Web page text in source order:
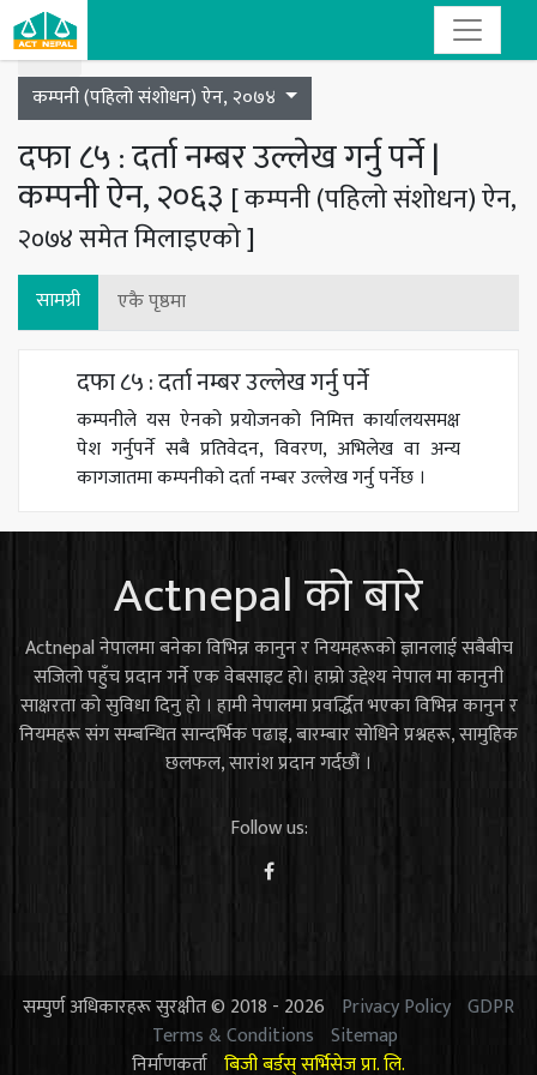
Toggle navigation
कम्पनी (पहिलो संशोधन) ऐन, २०७४
दफा ८५ : दर्ता नम्बर उल्लेख गर्नु पर्ने |
कम्पनी ऐन, २०६३ [ कम्पनी (पहिलो संशोधन) ऐन,
२०७४ समेत मिलाइएको ]
सामग्री एकै पृष्ठमा
दफा ८५ : दर्ता नम्बर उल्लेख गर्नु पर्ने
कम्पनीले यस ऐनको प्रयोजनको निमित्त कार्यालयसमक्ष
पेश गर्नुपर्ने सबै प्रतिवेदन, विवरण, अभिलेख वा अन्य
कागजातमा कम्पनीको दर्ता नम्बर उल्लेख गर्नु पर्नेछ ।
Actnepal को बारे
Actnepal नेपालमा बनेका विभिन्न कानुन र नियमहरूको ज्ञानलाई सबैबीच
सजिलो पहुँच प्रदान गर्ने एक वेबसाइट हो। हाम्रो उद्देश्य नेपाल मा कानुनी
साक्षरता को सुविधा दिनु हो । हामी नेपालमा प्रवर्द्धित भएका विभिन्न कानुन र
नियमहरू संग सम्बन्धित सान्दर्भिक पढाइ, बारम्बार सोधिने प्रश्नहरू, सामुहिक
छलफल, सारांश प्रदान गर्दछौं ।
Follow us:
सम्पुर्ण अधिकारहरू सुरक्षीत © 2018 - 2026 Privacy Policy GDPR
Terms & Conditions Sitemap
निर्माणकर्ता बिजी बर्डस् सर्भिसेज प्रा. लि.